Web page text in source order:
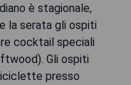
è stagionale,
la serata gli ospiti
cocktail speciali
Gli ospiti
presso